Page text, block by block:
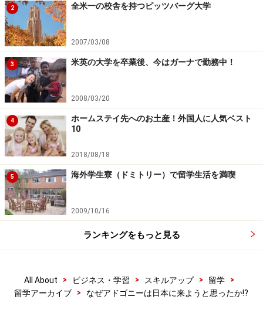
2 全米一の校舎を持つピッツバーグ大学
2007/03/08
3 米英の大学を卒業後、今はガーナで勤務中！
2008/03/20
4
ホームステイ先へのお土産！外国人に人気ベスト
10
2018/08/18
5 海外学生寮（ドミトリー）で留学生活を満喫
2009/10/16
ランキングをもっと見る
All About > ビジネス・学習 > スキルアップ > 留学
>
留学アーカイブ
> なぜアドゴニーは日本に来ようと思ったか!?